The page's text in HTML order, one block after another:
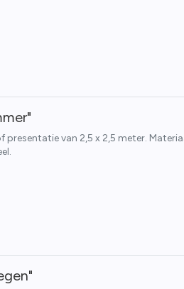
van 2,5 x 2,5 meter.